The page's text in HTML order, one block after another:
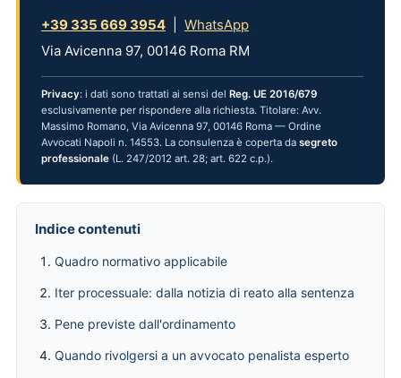
+39 335 669 3954
WhatsApp
Via Avicenna 97, 00146 Roma RM
Privacy: i dati sono trattati ai sensi del Reg. UE 2016/679
esclusivamente per rispondere alla richiesta. Titolare: Avv.
Massimo Romano, Via Avicenna 97, 00146 Roma — Ordine
Avvocati Napoli n. 14553. La consulenza è coperta da segreto
professionale (L. 247/2012 art. 28; art. 622 c.p.).
Indice contenuti
Quadro normativo applicabile
Iter processuale: dalla notizia di reato alla sentenza
Pene previste dall'ordinamento
Quando rivolgersi a un avvocato penalista esperto